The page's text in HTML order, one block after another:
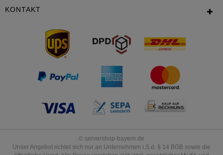
KONTAKT
© servershop-bayern.de
Unser Angebot richtet sich nur an Unternehmen i.S.d. § 14 BGB sowie die